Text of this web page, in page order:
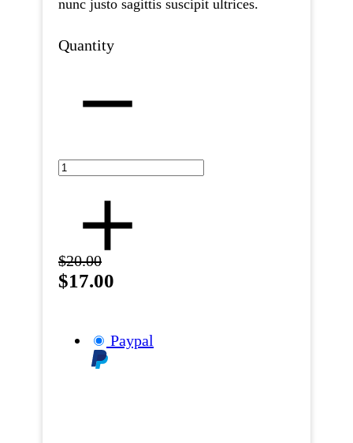
nunc justo sagittis suscipit ultrices.
Quantity
$20.00
$17.00
Paypal